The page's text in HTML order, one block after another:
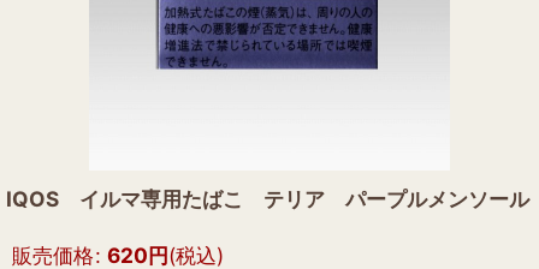
IQOS イルマ専用たばこ テリア パープルメンソール
販売価格: 620円(税込)